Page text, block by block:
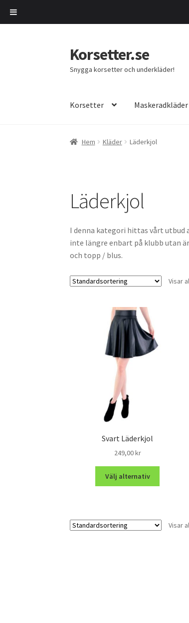
Hoppa
till
navigering
Hoppa
till
innehåll
Korsetter.se
Snygga korsetter och underkläder!
Korsetter Maskeradkläder
Hem Kläder Läderkjol
Läderkjol
I denna kategori hittas vårt utbud
inte längre enbart på klubb utan
och topp / blus.
Visar
Svart Läderkjol
249,00kr
Välj alternativ
Visar